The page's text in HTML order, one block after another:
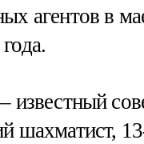
агентов в
известный
шахматист,